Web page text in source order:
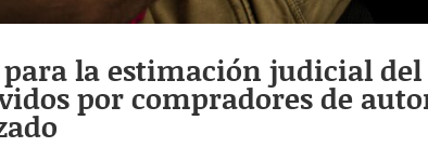
para la estimación judicial
por compradores de